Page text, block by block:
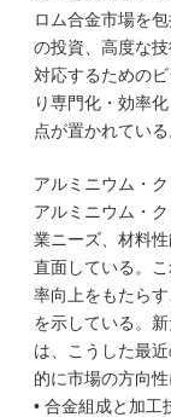
ロム合金市場を
の投資、高度な
対応するための
り専門化・効率
点が置かれている
アルミニウム・
アルミニウム・
業ニーズ、材料
直面している。
率向上をもたら
を示している。
は、こうした最
的に市場の方向性
• 合金組成と加工